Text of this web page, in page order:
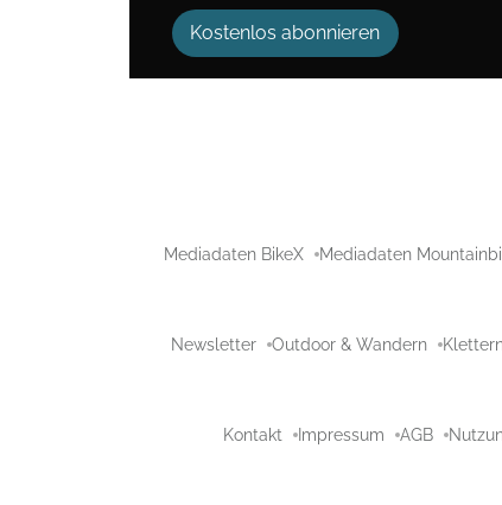
Kostenlos abonnieren
Mediadaten BikeX Mediadaten
Newsletter Outdoor & Wandern
Kontakt Impressum AGB